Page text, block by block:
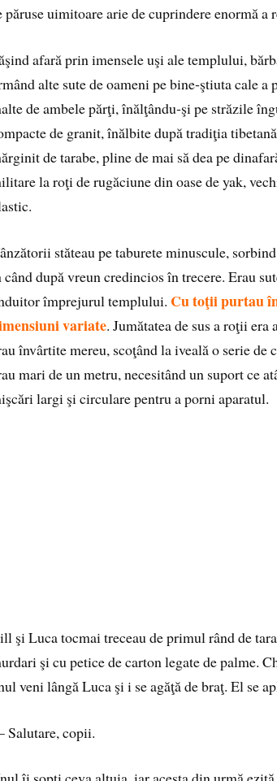
păruse uimitoare arie de cuprindere enormă a
afară prin imensele uşi ale templului,
alte sute de oameni pe bine‑ştiuta cale
de ambele părţi, înălţându‑şi pe străzile
de granit, înălbite după tradiţia
de tarabe, pline de mai să dea pe
la roţi de rugăciune din oase de yak,
stăteau pe taburete minuscule,
când după vreun credincios în trecere. Erau
împrejurul templului. Cu toţii purtau
variate. Jumătatea de sus a roţii era
învârtite mereu, scoţând la iveală o serie
mari de un metru, necesitând un suport ce
largi şi circulare pentru a porni aparatul.
şi Luca tocmai treceau de primul rând de
şi cu petice de carton legate de palme.
veni lângă Luca şi i se agăţă de braţ. El se
copii.